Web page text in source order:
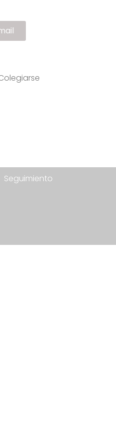
Seguimiento